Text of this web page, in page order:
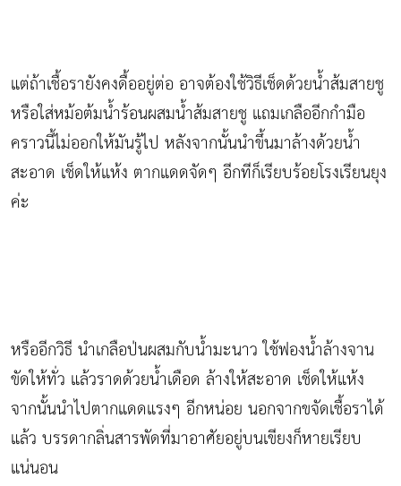
แต่ถ้าเชื้อรายังคงดื้ออยู่ต่อ อาจต้องใช้วิธีเช็ดด้วยน้ำส้มสายชู
หรือใส่หม้อต้มน้ำร้อนผสมน้ำส้มสายชู แถมเกลืออีกกำมือ
คราวนี้ไม่ออกให้มันรู้ไป หลังจากนั้นนำขึ้นมาล้างด้วยน้ำ
สะอาด เช็ดให้แห้ง ตากแดดจัดๆ อีกทีก็เรียบร้อยโรงเรียนยุง
ค่ะ
หรืออีกวิธี นำเกลือป่นผสมกับน้ำมะนาว ใช้ฟองน้ำล้างจาน
ขัดให้ทั่ว แล้วราดด้วยน้ำเดือด ล้างให้สะอาด เช็ดให้แห้ง
จากนั้นนำไปตากแดดแรงๆ อีกหน่อย นอกจากขจัดเชื้อราได้
แล้ว บรรดากลิ่นสารพัดที่มาอาศัยอยู่บนเขียงก็หายเรียบ
แน่นอน